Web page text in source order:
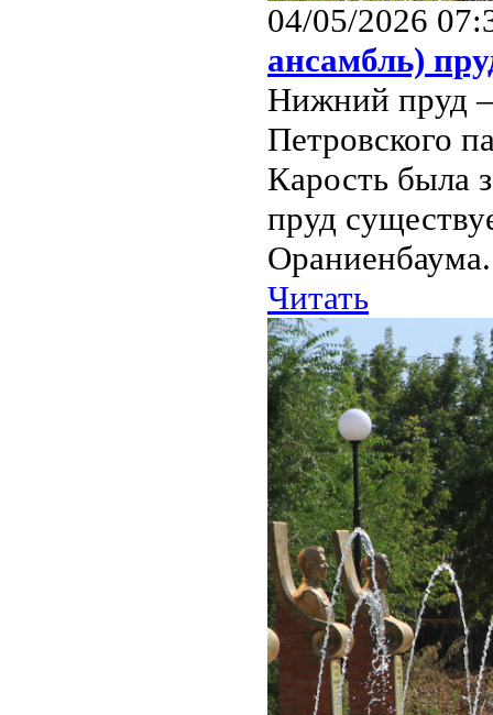
04/05/2026
ансамбль)
Нижний пруд
Петровского
Карость была
пруд
Ораниенбаума.
Читать